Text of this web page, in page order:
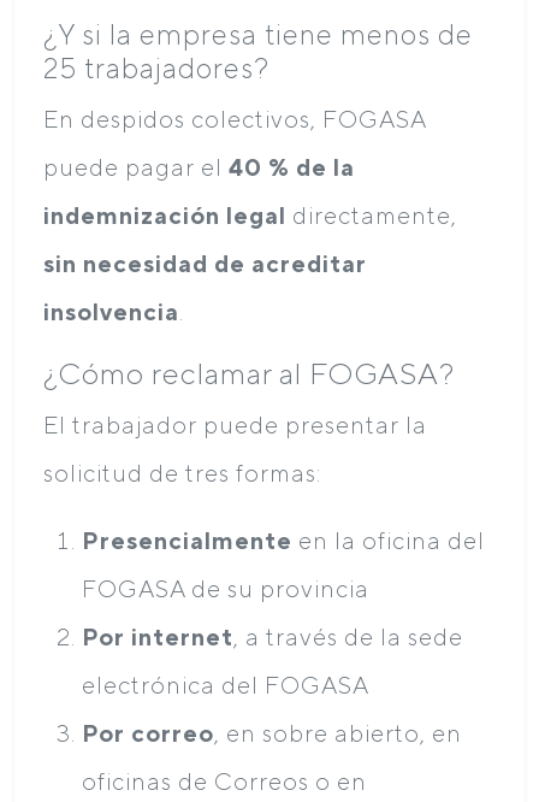
¿Y si la empresa tiene menos de
25 trabajadores?
En despidos colectivos, FOGASA
puede pagar el 40 % de la
indemnización legal directamente,
sin necesidad de acreditar
insolvencia
¿Cómo reclamar al FOGASA?
El trabajador puede presentar la
solicitud de tres formas:
Presencialmente en la oficina del
FOGASA de su provincia
Por internet , a través de la sede
electrónica del FOGASA
Por correo , en sobre abierto, en
oficinas de Correos o en